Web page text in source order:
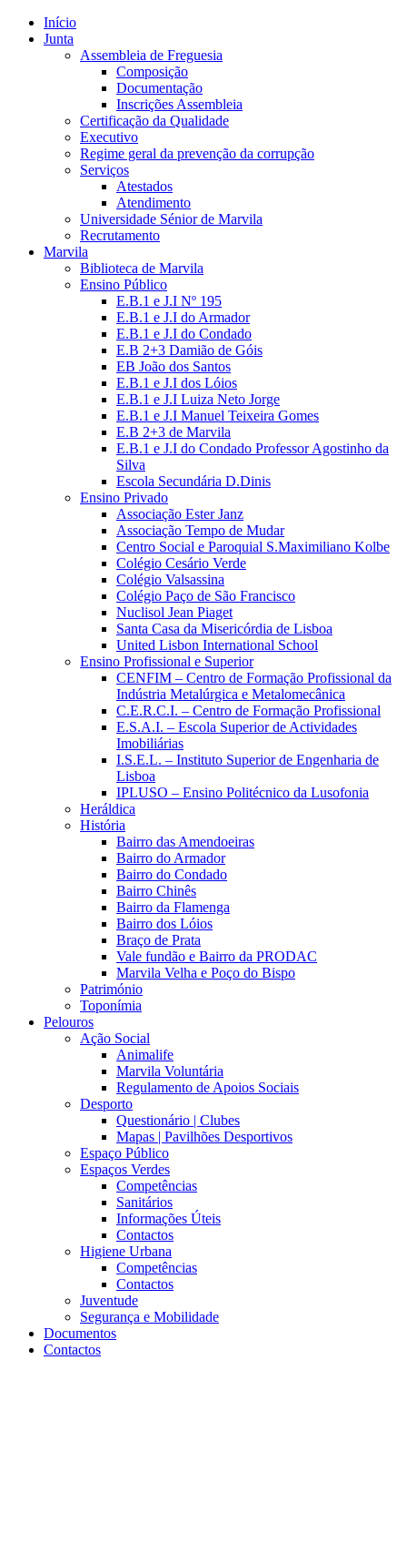
Início
Junta
Assembleia de Freguesia
Composição
Documentação
Inscrições Assembleia
Certificação da Qualidade
Executivo
Regime geral da prevenção da corrupção
Serviços
Atestados
Atendimento
Universidade Sénior de Marvila
Recrutamento
Marvila
Biblioteca de Marvila
Ensino Público
E.B.1 e J.I Nº 195
E.B.1 e J.I do Armador
E.B.1 e J.I do Condado
E.B 2+3 Damião de Góis
EB João dos Santos
E.B.1 e J.I dos Lóios
E.B.1 e J.I Luiza Neto Jorge
E.B.1 e J.I Manuel Teixeira Gomes
E.B 2+3 de Marvila
E.B.1 e J.I do Condado Professor Agostinho da
Silva
Escola Secundária D.Dinis
Ensino Privado
Associação Ester Janz
Associação Tempo de Mudar
Centro Social e Paroquial S.Maximiliano Kolbe
Colégio Cesário Verde
Colégio Valsassina
Colégio Paço de São Francisco
Nuclisol Jean Piaget
Santa Casa da Misericórdia de Lisboa
United Lisbon International School
Ensino Profissional e Superior
CENFIM – Centro de Formação Profissional da
Indústria Metalúrgica e Metalomecânica
C.E.R.C.I. – Centro de Formação Profissional
E.S.A.I. – Escola Superior de Actividades
Imobiliárias
I.S.E.L. – Instituto Superior de Engenharia de
Lisboa
IPLUSO – Ensino Politécnico da Lusofonia
Heráldica
História
Bairro das Amendoeiras
Bairro do Armador
Bairro do Condado
Bairro Chinês
Bairro da Flamenga
Bairro dos Lóios
Braço de Prata
Vale fundão e Bairro da PRODAC
Marvila Velha e Poço do Bispo
Património
Toponímia
Pelouros
Ação Social
Animalife
Marvila Voluntária
Regulamento de Apoios Sociais
Desporto
Questionário | Clubes
Mapas | Pavilhões Desportivos
Espaço Público
Espaços Verdes
Competências
Sanitários
Informações Úteis
Contactos
Higiene Urbana
Competências
Contactos
Juventude
Segurança e Mobilidade
Documentos
Contactos